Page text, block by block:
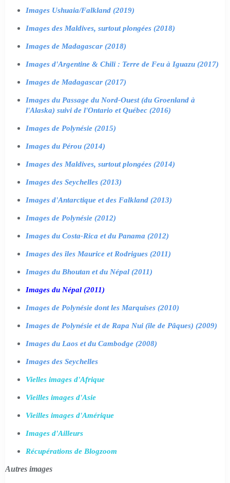
Images Ushuaia/Falkland (2019)
Images des Maldives, surtout plongées (2018)
Images de Madagascar (2018)
Images d'Argentine & Chili : Terre de Feu à Iguazu (2017)
Images de Madagascar (2017)
Images du Passage du Nord-Ouest (du Groenland à
l'Alaska) suivi de l'Ontario et Québec (2016)
Images de Polynésie (2015)
Images du Pérou (2014)
Images des Maldives, surtout plongées (2014)
Images des Seychelles (2013)
Images d'Antarctique et des Falkland (2013)
Images de Polynésie (2012)
Images du Costa-Rica et du Panama (2012)
Images des îles Maurice et Rodrigues (2011)
Images du Bhoutan et du Népal (2011)
Images du Népal (2011)
Images de Polynésie dont les Marquises (2010)
Images de Polynésie et de Rapa Nui (île de Pâques) (2009)
Images du Laos et du Cambodge (2008)
Images des Seychelles
Vielles images d'Afrique
Vieilles images d'Asie
Vieilles images d'Amérique
Images d'Ailleurs
Récupérations de Blogzoom
Autres images